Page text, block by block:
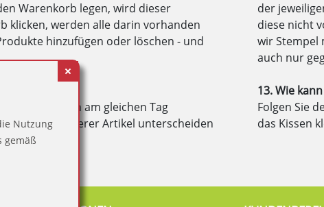
Warenkorb legen, wird dieser
klicken, werden alle darin vorhanden
hinzufügen oder löschen - und
werden am gleichen Tag
unserer Artikel unterscheiden
der
diese nicht
wir Stempel
auch nur
13. Wie
Folgen Sie
das Kissen
Nutzung
gemäß